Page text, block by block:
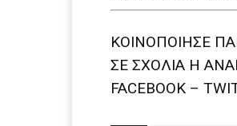
ΚΟΙΝΟΠΟΙΗΣΕ
ΣΕ ΣΧΟΛΙΑ H
FACEBOOK –